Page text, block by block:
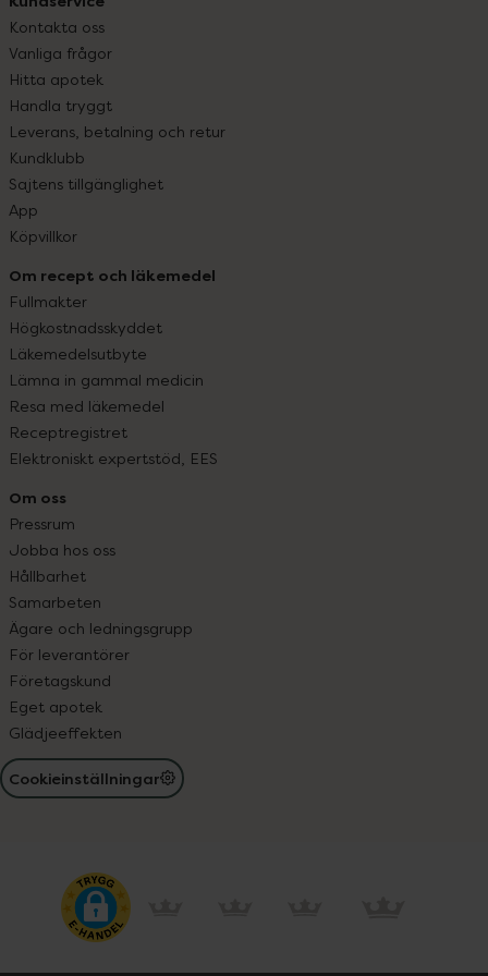
Kontakta oss
Vanliga frågor
Hitta apotek
Handla tryggt
Leverans, betalning och retur
Kundklubb
Sajtens tillgänglighet
App
Köpvillkor
Om recept och läkemedel
Fullmakter
Högkostnadsskyddet
Läkemedelsutbyte
Lämna in gammal medicin
Resa med läkemedel
Receptregistret
Elektroniskt expertstöd, EES
Om oss
Pressrum
Jobba hos oss
Hållbarhet
Samarbeten
Ägare och ledningsgrupp
För leverantörer
Företagskund
Eget apotek
Glädjeeffekten
Cookieinställningar